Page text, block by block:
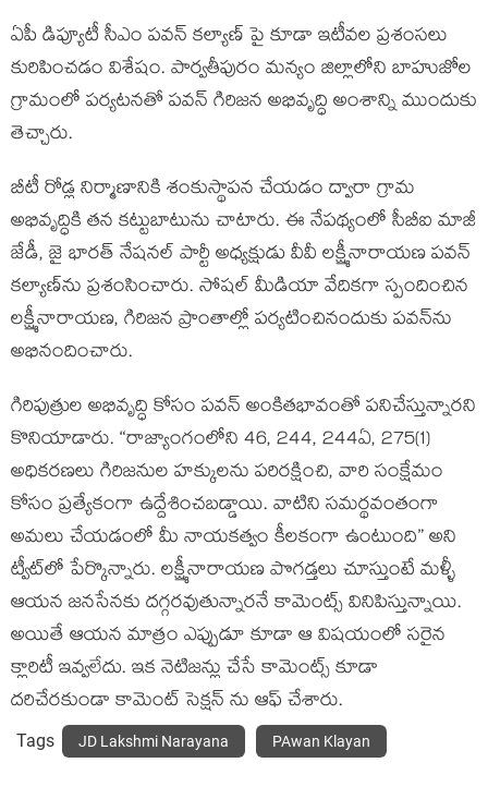
ఏపీ డిప్యూటీ సీఎం పవన్ కల్యాణ్ పై కూడా ఇటీవల ప్రశంసలు
కురిపించడం విశేషం. పార్వతీపురం మన్యం జిల్లాలోని బాహుజోల
గ్రామంలో పర్యటనతో పవన్ గిరిజన అభివృద్ధి అంశాన్ని ముందుకు
తెచ్చారు.
బీటీ రోడ్ల నిర్మాణానికి శంకుస్థాపన చేయడం ద్వారా గ్రామ
అభివృద్ధికి తన కట్టుబాటును చాటారు. ఈ నేపథ్యంలో సీబీఐ మాజీ
జేడీ, జై భారత్ నేషనల్ పార్టీ అధ్యక్షుడు వీవీ లక్ష్మీనారాయణ పవన్
కల్యాణ్‌ను ప్రశంసించారు. సోషల్ మీడియా వేదికగా స్పందించిన
లక్ష్మీనారాయణ, గిరిజన ప్రాంతాల్లో పర్యటించినందుకు పవన్‌ను
అభినందించారు.
గిరిపుత్రుల అభివృద్ధి కోసం పవన్ అంకితభావంతో పనిచేస్తున్నారని
కొనియాడారు. “రాజ్యాంగంలోని 46, 244, 244ఏ, 275(1)
అధికరణలు గిరిజనుల హక్కులను పరిరక్షించి, వారి సంక్షేమం
కోసం ప్రత్యేకంగా ఉద్దేశించబడ్డాయి. వాటిని సమర్థవంతంగా
అమలు చేయడంలో మీ నాయకత్వం కీలకంగా ఉంటుంది” అని
ట్వీట్‌లో పేర్కొన్నారు. లక్ష్మీనారాయణ పొగడ్తలు చూస్తుంటే మళ్ళీ
ఆయన జనసేనకు దగ్గరవుతున్నారనే కామెంట్స్ వినిపిస్తున్నాయి.
అయితే ఆయన మాత్రం ఎప్పుడూ కూడా ఆ విషయంలో సరైన
క్లారిటీ ఇవ్వలేదు. ఇక నెటిజన్లు చేసే కామెంట్స్ కూడా
దరిచేరకుండా కామెంట్ సెక్షన్ ను ఆఫ్ చేశారు.
Tags JD Lakshmi Narayana PAwan Klayan